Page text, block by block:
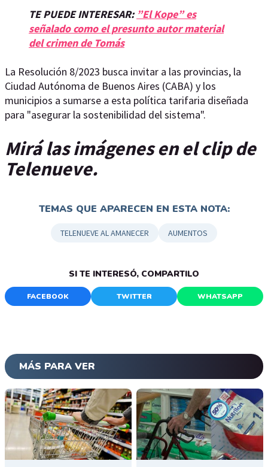
TE PUEDE INTERESAR: ”El Kope” es
señalado como el presunto autor material
del crimen de Tomás
La Resolución 8/2023 busca invitar a las provincias, la
Ciudad Autónoma de Buenos Aires (CABA) y los
municipios a sumarse a esta política tarifaria diseñada
para "asegurar la sostenibilidad del sistema".
Mirá las imágenes en el clip de
Telenueve.
TEMAS QUE APARECEN EN ESTA NOTA:
TELENUEVE AL AMANECER AUMENTOS
SI TE INTERESÓ, COMPARTILO
FACEBOOK TWITTER WHATSAPP
MÁS PARA VER